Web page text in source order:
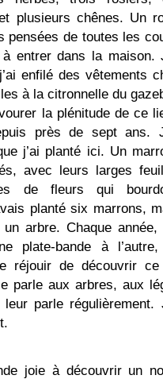
plusieurs chênes. Un
pensées de toutes les
entrer dans la maison.
enfilé des vêtements
à la citronnelle du
la plénitude de ce
près de sept ans.
j’ai planté ici. Un
avec leurs larges
de fleurs qui
planté six marrons,
arbre. Chaque année,
plate-bande à l’autre,
réjouir de découvrir
parle aux arbres, aux
parle régulièrement.
joie à découvrir un